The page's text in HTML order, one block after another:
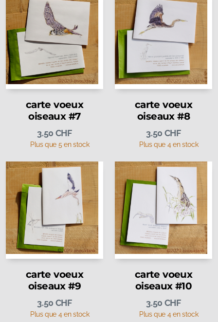
carte voeux
oiseaux #7
3.50 CHF
Plus que 5 en stock
carte voeux
oiseaux #8
3.50 CHF
Plus que 4 en stock
carte voeux
oiseaux #9
3.50 CHF
Plus que 4 en stock
carte voeux
oiseaux #10
3.50 CHF
Plus que 4 en stock